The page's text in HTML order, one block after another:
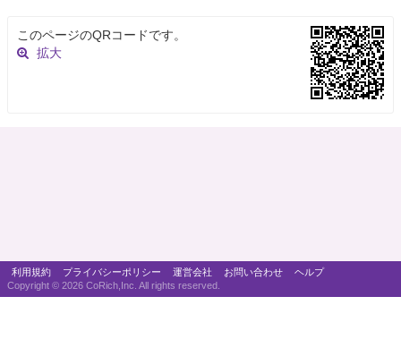
このページのQRコードです。
拡大
利用規約 プライバシーポリシー 運営会社 お問い合わせ
ヘルプ
Copyright © 2026 CoRich,Inc. All rights reserved.